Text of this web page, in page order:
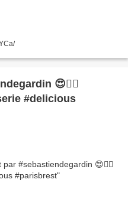
😍👌🏻
#delicious